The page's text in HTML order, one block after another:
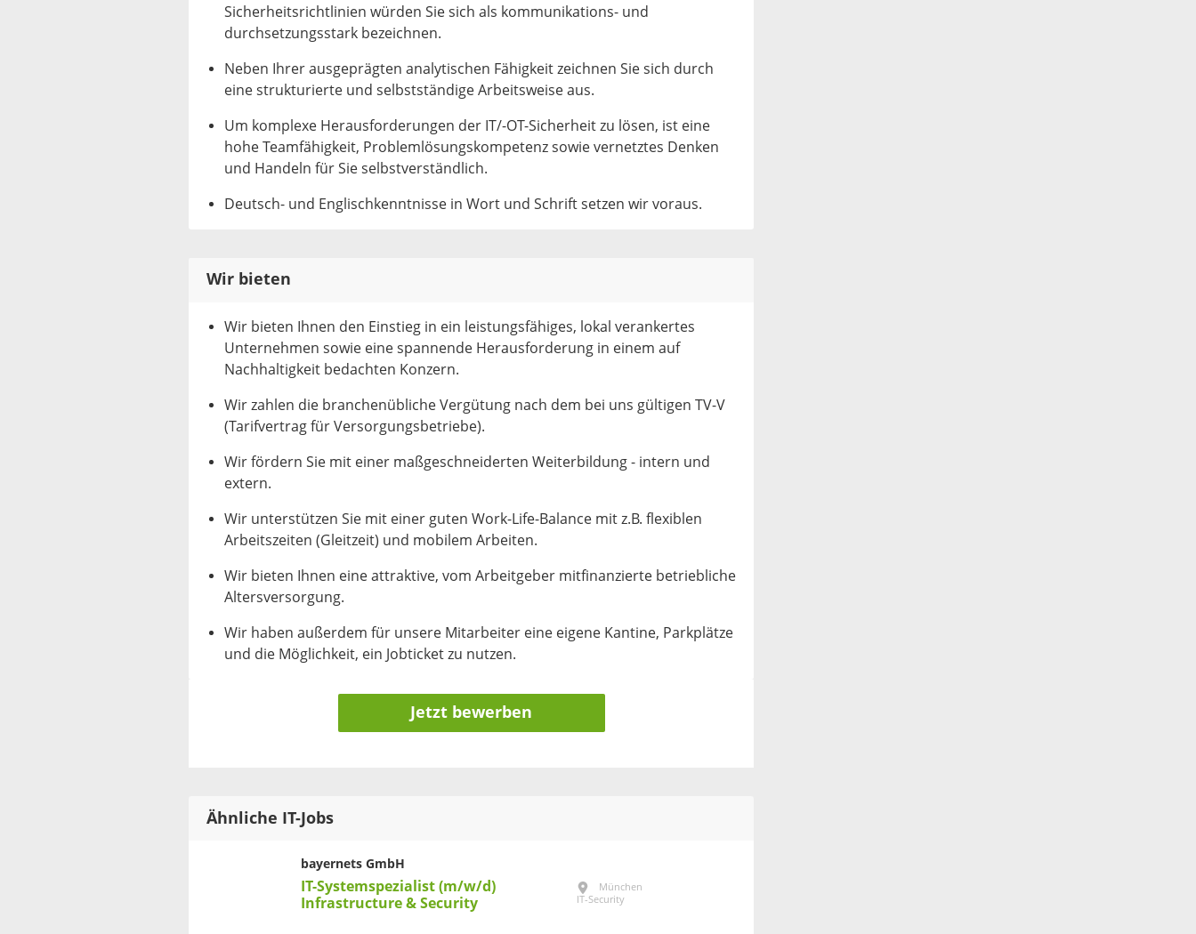
Sicherheitsrichtlinien würden Sie sich als kommunikations- und
durchsetzungsstark bezeichnen.
Neben Ihrer ausgeprägten analytischen Fähigkeit zeichnen Sie sich durch
eine strukturierte und selbstständige Arbeitsweise aus.
Um komplexe Herausforderungen der IT/-OT-Sicherheit zu lösen, ist eine
hohe Teamfähigkeit, Problemlösungskompetenz sowie vernetztes Denken
und Handeln für Sie selbstverständlich.
Deutsch- und Englischkenntnisse in Wort und Schrift setzen wir voraus.
Wir bieten
Wir bieten Ihnen den Einstieg in ein leistungsfähiges, lokal verankertes
Unternehmen sowie eine spannende Herausforderung in einem auf
Nachhaltigkeit bedachten Konzern.
Wir zahlen die branchenübliche Vergütung nach dem bei uns gültigen TV-V
(Tarifvertrag für Versorgungsbetriebe).
Wir fördern Sie mit einer maßgeschneiderten Weiterbildung - intern und
extern.
Wir unterstützen Sie mit einer guten Work-Life-Balance mit z.B. flexiblen
Arbeitszeiten (Gleitzeit) und mobilem Arbeiten.
Wir bieten Ihnen eine attraktive, vom Arbeitgeber mitfinanzierte betriebliche
Altersversorgung.
Wir haben außerdem für unsere Mitarbeiter eine eigene Kantine, Parkplätze
und die Möglichkeit, ein Jobticket zu nutzen.
Jetzt bewerben
Ähnliche IT-Jobs
bayernets GmbH
IT-Systemspezialist (m/w/d)
Infrastructure & Security
München
IT-Security